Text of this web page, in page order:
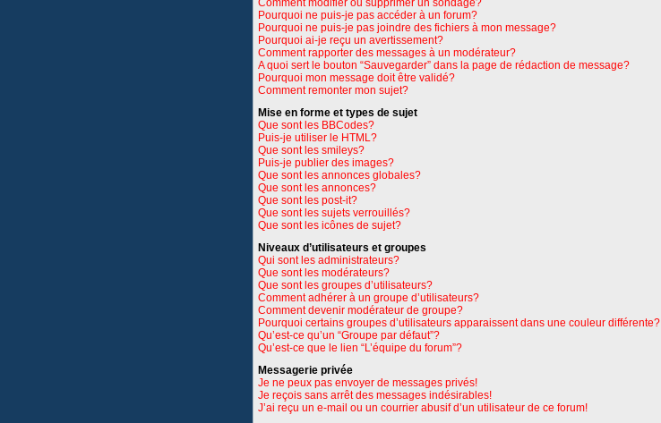
Comment modifier ou supprimer un sondage?
Pourquoi ne puis-je pas accéder à un forum?
Pourquoi ne puis-je pas joindre des fichiers à mon message?
Pourquoi ai-je reçu un avertissement?
Comment rapporter des messages à un modérateur?
A quoi sert le bouton “Sauvegarder” dans la page de rédaction de message?
Pourquoi mon message doit être validé?
Comment remonter mon sujet?
Mise en forme et types de sujet
Que sont les BBCodes?
Puis-je utiliser le HTML?
Que sont les smileys?
Puis-je publier des images?
Que sont les annonces globales?
Que sont les annonces?
Que sont les post-it?
Que sont les sujets verrouillés?
Que sont les icônes de sujet?
Niveaux d’utilisateurs et groupes
Qui sont les administrateurs?
Que sont les modérateurs?
Que sont les groupes d’utilisateurs?
Comment adhérer à un groupe d’utilisateurs?
Comment devenir modérateur de groupe?
Pourquoi certains groupes d’utilisateurs apparaissent dans une couleur différente?
Qu’est-ce qu’un “Groupe par défaut”?
Qu’est-ce que le lien “L’équipe du forum”?
Messagerie privée
Je ne peux pas envoyer de messages privés!
Je reçois sans arrêt des messages indésirables!
J’ai reçu un e-mail ou un courrier abusif d’un utilisateur de ce forum!